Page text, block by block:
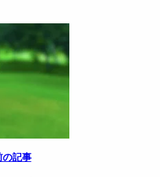
の記事